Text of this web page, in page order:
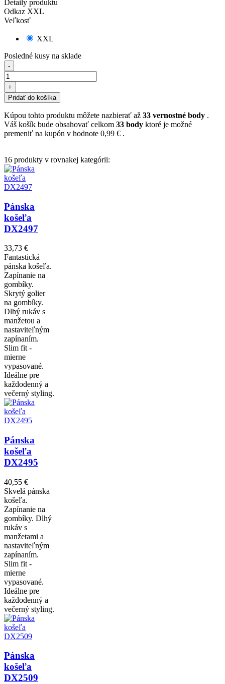
Detaily produktu
Odkaz XXL
Veľkosť
XXL
Posledné kusy na sklade
-
+
Pridať do košíka
Kúpou tohto produktu môžete nazbierať až 33 vernostné body .
Váš košík bude obsahovať celkom 33 body ktoré je možné
premeniť na kupón v hodnote 0,99 € .
16 produkty v rovnakej kategórii:
Pánska
košeľa
DX2497
33,73 €
Fantastická
pánska košeľa.
Zapínanie na
gombíky.
Skrytý golier
na gombíky.
Dlhý rukáv s
manžetou a
nastaviteľným
zapínaním.
Slim fit -
mierne
vypasované.
Ideálne pre
každodenný a
večerný styling.
Pánska
košeľa
DX2495
40,55 €
Skvelá pánska
košeľa.
Zapínanie na
gombíky. Dlhý
rukáv s
manžetami a
nastaviteľným
zapínaním.
Slim fit -
mierne
vypasované.
Ideálne pre
každodenný a
večerný styling.
Pánska
košeľa
DX2509